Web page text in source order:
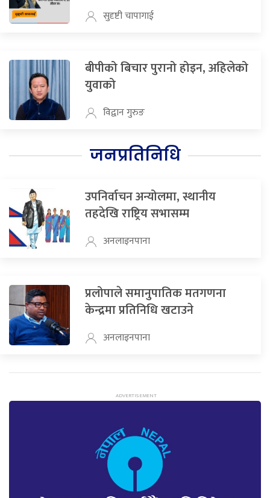
सुदृष्टी चापागाई
बीपीको बिचार पुरानो होइन, अहिलेको
युवाको
विद्वान गुरुङ
जनप्रतिनिधि
उपनिर्वाचन अन्योलमा, स्थानीय
तहदेखि राष्ट्रिय सभासम्म
अनलाइनपाना
प्रलोपाले समानुपातिक मतगणना
केन्द्रमा प्रतिनिधि खटाउने
अनलाइनपाना